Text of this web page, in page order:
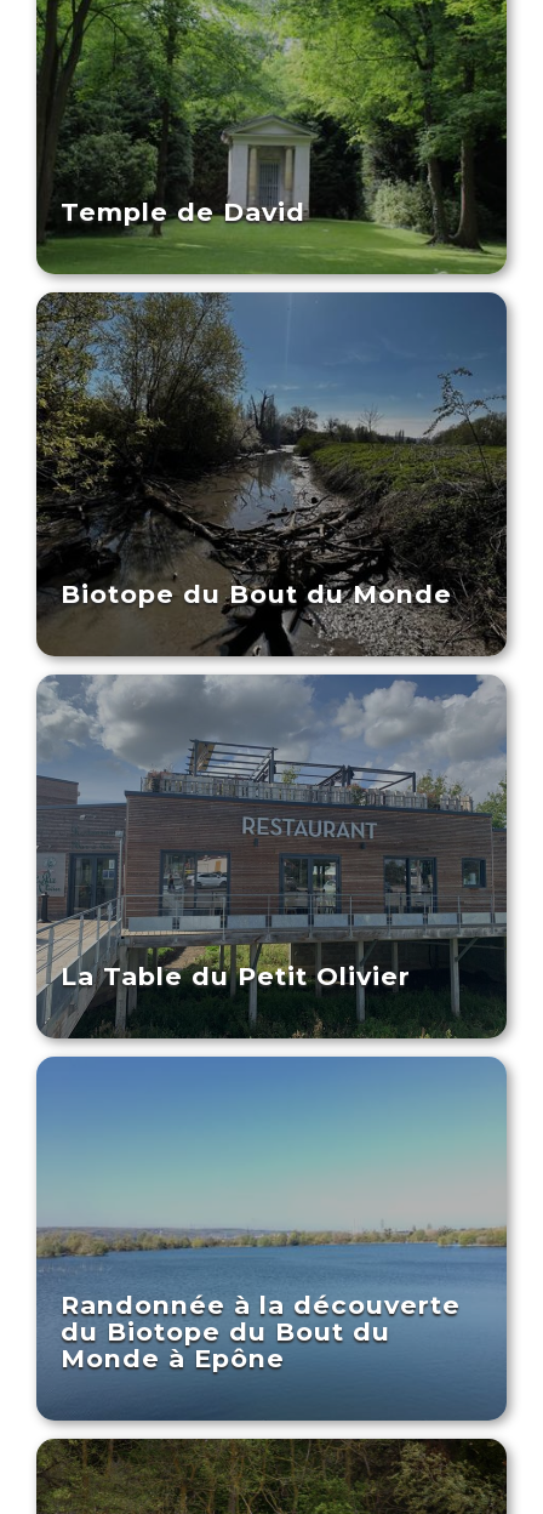
Temple de David
Biotope du Bout du Monde
La Table du Petit Olivier
Randonnée à la découverte
du Biotope du Bout du
Monde à Epône